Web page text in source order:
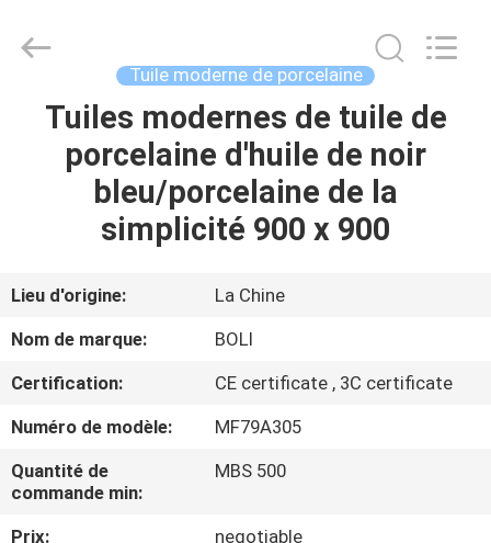
MAISON
VIDÉOS
À
PROPOS
DE
CERAMICS
Reserved.
Tuile moderne de porcelaine
Tuiles modernes de tuile de
porcelaine d'huile de noir
bleu/porcelaine de la
simplicité 900 x 900
Lieu d'origine:
La Chine
Nom de marque:
BOLI
Certification:
CE certificate , 3C certificate
Numéro de modèle:
MF79A305
Quantité de
commande min:
MBS 500
Prix:
negotiable